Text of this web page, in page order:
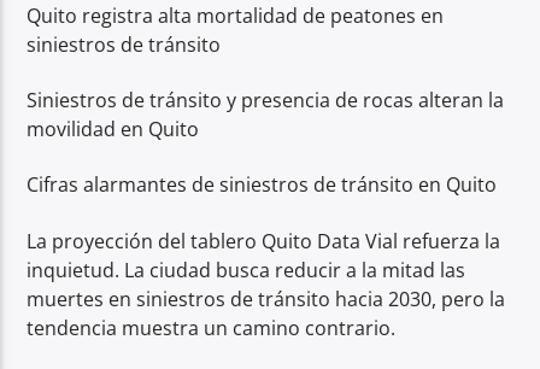
Quito registra alta mortalidad de peatones en
siniestros de tránsito
Siniestros de tránsito y presencia de rocas alteran la
movilidad en Quito
Cifras alarmantes de siniestros de tránsito en Quito
La proyección del tablero Quito Data Vial refuerza la
inquietud. La ciudad busca reducir a la mitad las
muertes en siniestros de tránsito hacia 2030, pero la
tendencia muestra un camino contrario.